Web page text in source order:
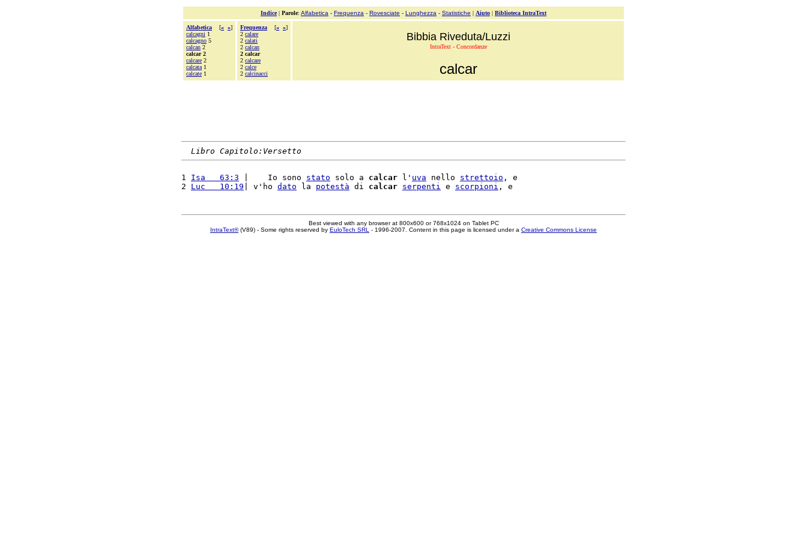
Indice| Parole: Alfabetica - Frequenza - Rovesciate - Lunghezza - Statistiche | Aiuto | Biblioteca IntraText
Alfabetica [« »]
calcagni 1
calcagno 5
calcan 2
calcar 2
calcare 2
calcata 1
calcate 1
Frequenza [« »]
2 calare
2 calati
2 calcan
2 calcar
2 calcare
2 calce
2 calcinacci
Bibbia Riveduta/Luzzi
IntraText - Concordanze
calcar
Libro Capitolo:Versetto
1 Isa   63:3 |    Io sono stato solo a calcar l' uva nello strettoio , e
2 Luc   10:19 | v'ho dato la potestà di calcar serpenti e scorpioni
Best viewed with any browser at 800x600 or 768x1024 on Tablet PC
IntraText®(V89) - Some rights reserved by EuloTech SRL - 1996-2007. Content in this page is licensed under a Creative Commons License